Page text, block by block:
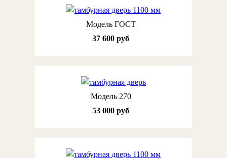
Модель ГОСТ
37 600 руб
Модель 270
53 000 руб